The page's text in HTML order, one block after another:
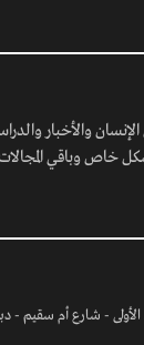
والأخبار
خاص وباقي
- شارع أم سقيم -